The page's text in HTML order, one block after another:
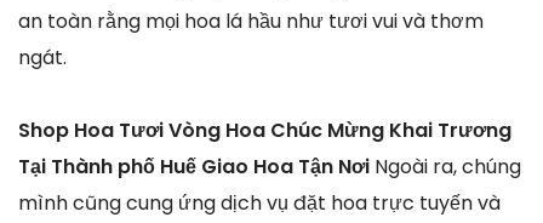
an toàn rằng mọi hoa lá hầu như tươi vui và thơm
ngát.
Shop Hoa Tươi Vòng Hoa Chúc Mừng Khai Trương
Tại Thành phố Huế Giao Hoa Tận Nơi Ngoài ra, chúng
mình cũng cung ứng dịch vụ đặt hoa trực tuyến và